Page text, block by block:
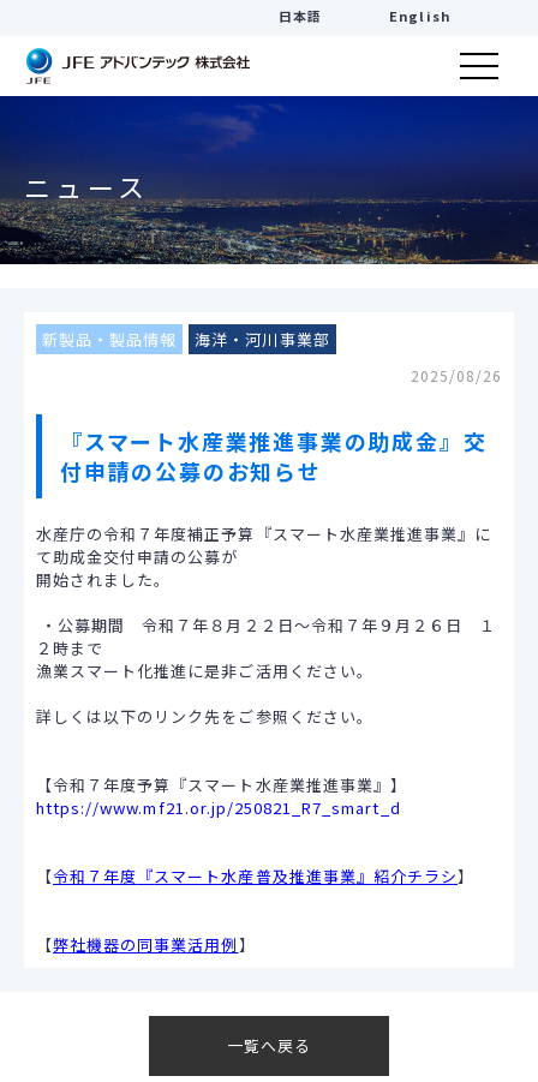
日本語 English
ニュース
新製品・製品情報 海洋・河川事業部
2025/08/26
『スマート水産業推進事業の助成金』交
付申請の公募のお知らせ
水産庁の令和７年度補正予算『スマート水産業推進事業』に
て助成金交付申請の公募が
開始されました。
・公募期間 令和７年８月２２日～令和７年９月２６日 １
２時まで
漁業スマート化推進に是非ご活用ください。
詳しくは以下のリンク先をご参照ください。
【令和７年度予算『スマート水産業推進事業』】
https://www.mf21.or.jp/250821_R7_smart_d
【令和７年度 『スマート水産普及推進事業』 紹介チラシ】
【弊社機器の同事業活用例】
一覧へ戻る